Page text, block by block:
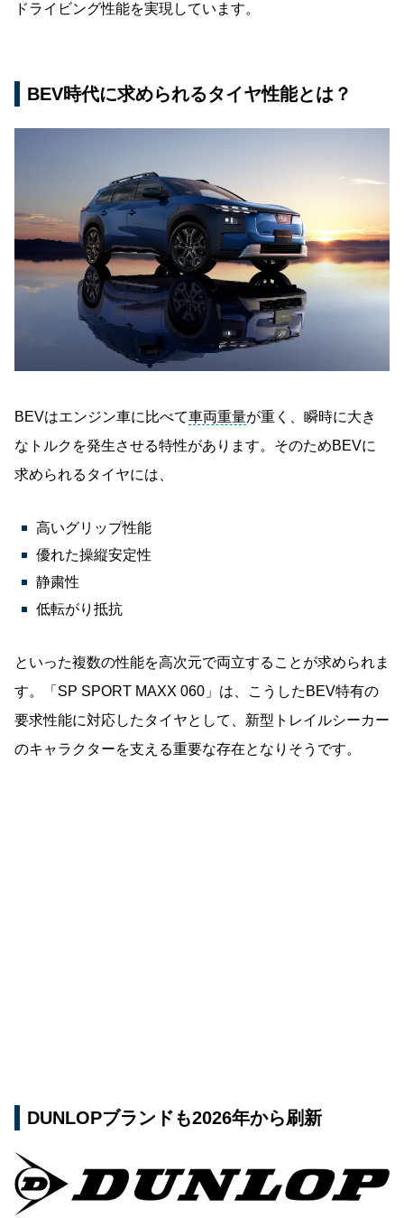
ドライビング性能を実現しています。
BEV時代に求められるタイヤ性能とは？
BEVはエンジン車に比べて車両重量が重く、瞬時に大き
なトルクを発生させる特性があります。そのためBEVに
求められるタイヤには、
高いグリップ性能
優れた操縦安定性
静粛性
低転がり抵抗
といった複数の性能を高次元で両立することが求められま
す。「SP SPORT MAXX 060」は、こうしたBEV特有の
要求性能に対応したタイヤとして、新型トレイルシーカー
のキャラクターを支える重要な存在となりそうです。
DUNLOPブランドも2026年から刷新